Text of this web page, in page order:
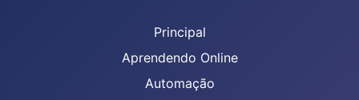
Principal
Aprendendo Online
Automação